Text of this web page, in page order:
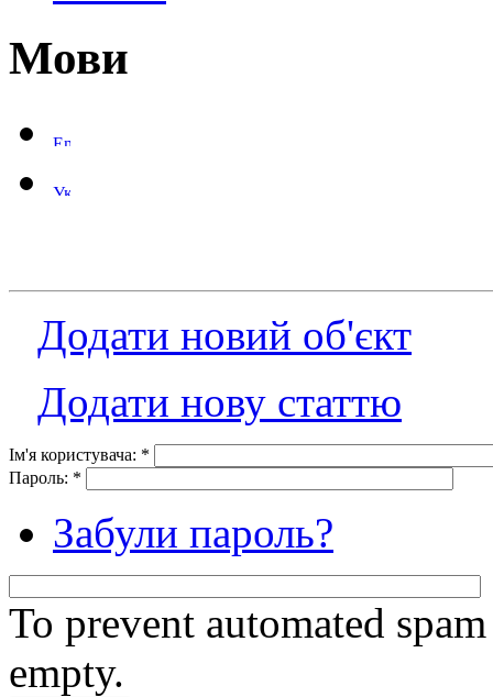
Мови
Додати новий об'єкт
Додати нову статтю
Ім'я користувача: *
Пароль: *
Забули пароль?
To prevent automated
empty.